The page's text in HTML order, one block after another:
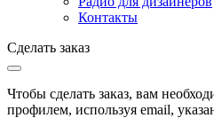
Контакты
Сделать заказ
Чтобы сделать заказ, вам
профилем, используя email,